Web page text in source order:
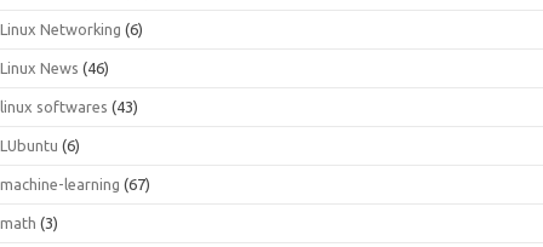
Linux Networking (6)
Linux News (46)
linux softwares (43)
LUbuntu (6)
machine-learning (67)
math (3)